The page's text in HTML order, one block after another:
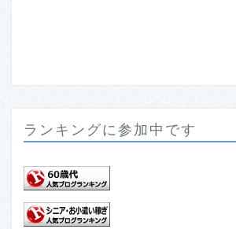
ランキングに参加中です